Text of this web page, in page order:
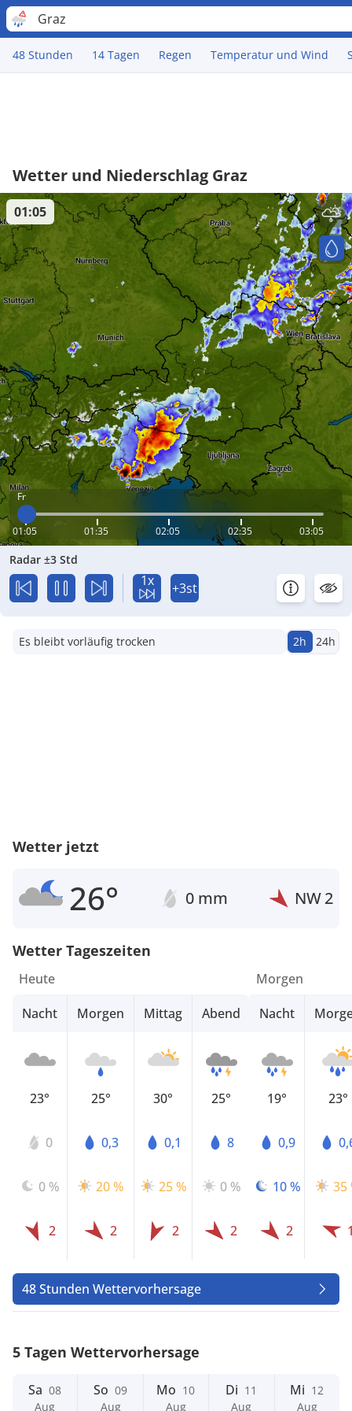
Graz
48 Stunden 14 Tagen Regen Temperatur und Wind
Wetter und Niederschlag Graz
Fr
01:05 01:35 02:05 02:35 03:05
01:05
Radar ±3 Std
1x +3st
Es bleibt vorläufig trocken 2h 24h
Wetter jetzt
26° 0 mm NW2
Wetter Tageszeiten
Heute
Nacht
23°
0
0 %
2
Morgen
25°
0,3
20 %
2
Mittag
30°
0,1
25 %
2
Abend
25°
8
0 %
2
Morgen
Nacht
19°
0,9
10 %
2
23°
35
48 Stunden Wettervorhersage
5 Tagen Wettervorhersage
Sa 08
Aug
So 09
Aug
Mo 10
Aug
Di 11
Aug
Mi 12
Aug